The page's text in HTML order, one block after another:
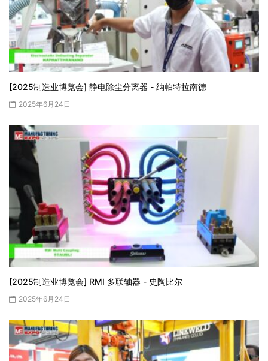
[2025制造业博览会] 静电除尘分离器 - 纳帕特拉南德
2025年6月24日
[2025制造业博览会] RMI 多联轴器 - 史陶比尔
2025年6月24日